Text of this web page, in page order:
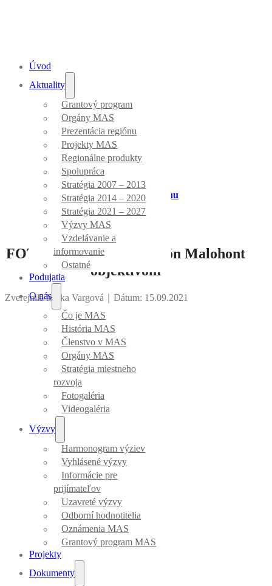
Úvod
Aktuality
Grantový program
Orgány MAS
Prezentácia regiónu
Projekty MAS
Regionálne produkty
Spolupráca
Stratégia 2007 – 2013
Stratégia 2014 – 2020
Stratégia 2021 – 2027
Výzvy MAS
Vzdelávanie a
informovanie
Ostatné
Podujatia
O nás
Čo je MAS
História MAS
Členstvo v MAS
Orgány MAS
Stratégia miestneho
rozvoja
Fotogaléria
Videogaléria
Výzvy
Harmonogram výziev
Vyhlásené výzvy
Informácie pre
prijímateľov
Uzavreté výzvy
Odborní hodnotitelia
Oznámenia MAS
Grantový program MAS
Projekty
Dokumenty
Aktuality
Úvod Prezentácia regiónu
FOTOSÚŤAŽ 2021: Región Malohont
objektívom
Zverejnila Mirka Vargová Dátum: 15.09.2021